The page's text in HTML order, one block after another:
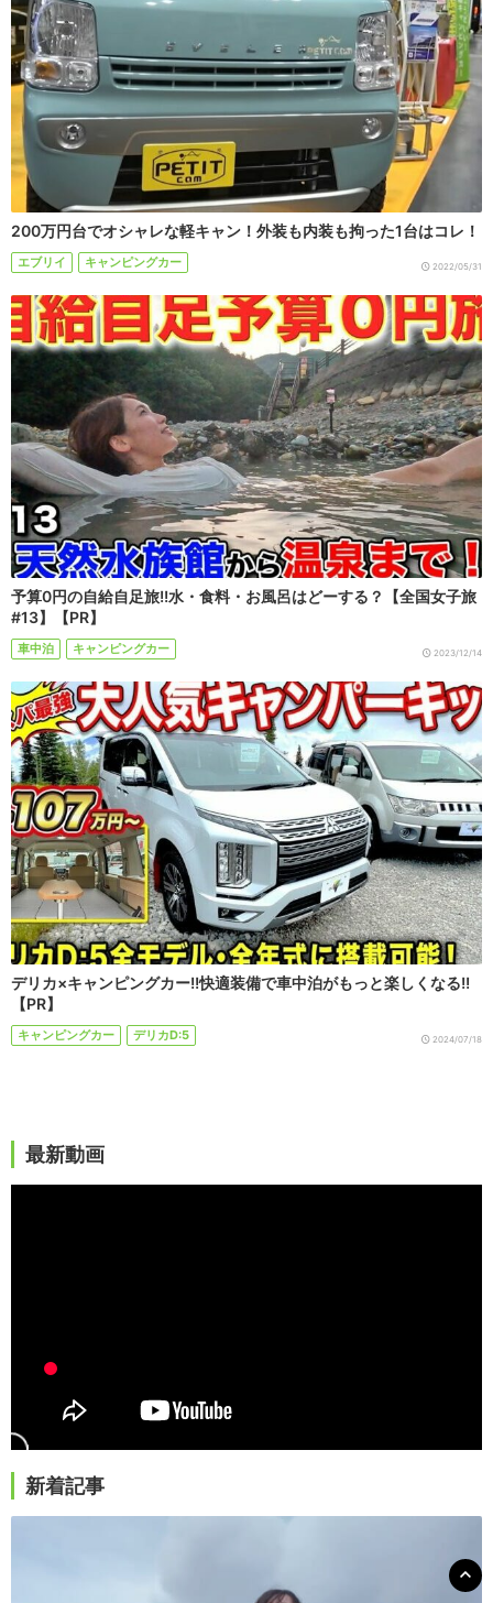
200万円台でオシャレな軽キャン！外装も内装も拘った1台はコレ！
エブリイ キャンピングカー 2022/05/31
予算0円の自給自足旅!!水・食料・お風呂はどーする？【全国女子旅
#13】【PR】
車中泊 キャンピングカー 2023/12/14
デリカ×キャンピングカー!!快適装備で車中泊がもっと楽しくなる!!
【PR】
キャンピングカー デリカD:5 2024/07/18
最新動画
新着記事